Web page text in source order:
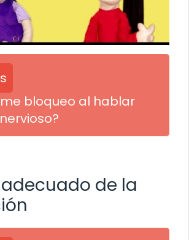
bloqueo al hablar
de la